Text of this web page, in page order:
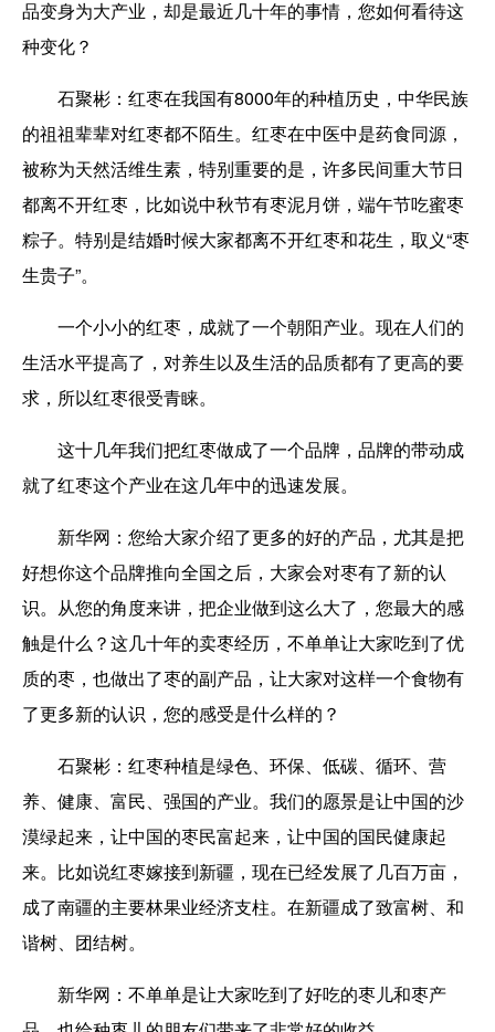
品变身为大产业，却是最近几十年的事情，您如何看待这
种变化？
石聚彬：红枣在我国有8000年的种植历史，中华民族
的祖祖辈辈对红枣都不陌生。红枣在中医中是药食同源，
被称为天然活维生素，特别重要的是，许多民间重大节日
都离不开红枣，比如说中秋节有枣泥月饼，端午节吃蜜枣
粽子。特别是结婚时候大家都离不开红枣和花生，取义“枣
生贵子”。
一个小小的红枣，成就了一个朝阳产业。现在人们的
生活水平提高了，对养生以及生活的品质都有了更高的要
求，所以红枣很受青睐。
这十几年我们把红枣做成了一个品牌，品牌的带动成
就了红枣这个产业在这几年中的迅速发展。
新华网：您给大家介绍了更多的好的产品，尤其是把
好想你这个品牌推向全国之后，大家会对枣有了新的认
识。从您的角度来讲，把企业做到这么大了，您最大的感
触是什么？这几十年的卖枣经历，不单单让大家吃到了优
质的枣，也做出了枣的副产品，让大家对这样一个食物有
了更多新的认识，您的感受是什么样的？
石聚彬：红枣种植是绿色、环保、低碳、循环、营
养、健康、富民、强国的产业。我们的愿景是让中国的沙
漠绿起来，让中国的枣民富起来，让中国的国民健康起
来。比如说红枣嫁接到新疆，现在已经发展了几百万亩，
成了南疆的主要林果业经济支柱。在新疆成了致富树、和
谐树、团结树。
新华网：不单单是让大家吃到了好吃的枣儿和枣产